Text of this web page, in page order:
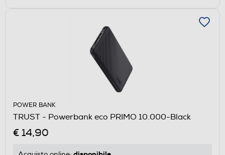
POWER BANK
TRUST - Powerbank eco PRIMO 10.000-Black
€ 14,90